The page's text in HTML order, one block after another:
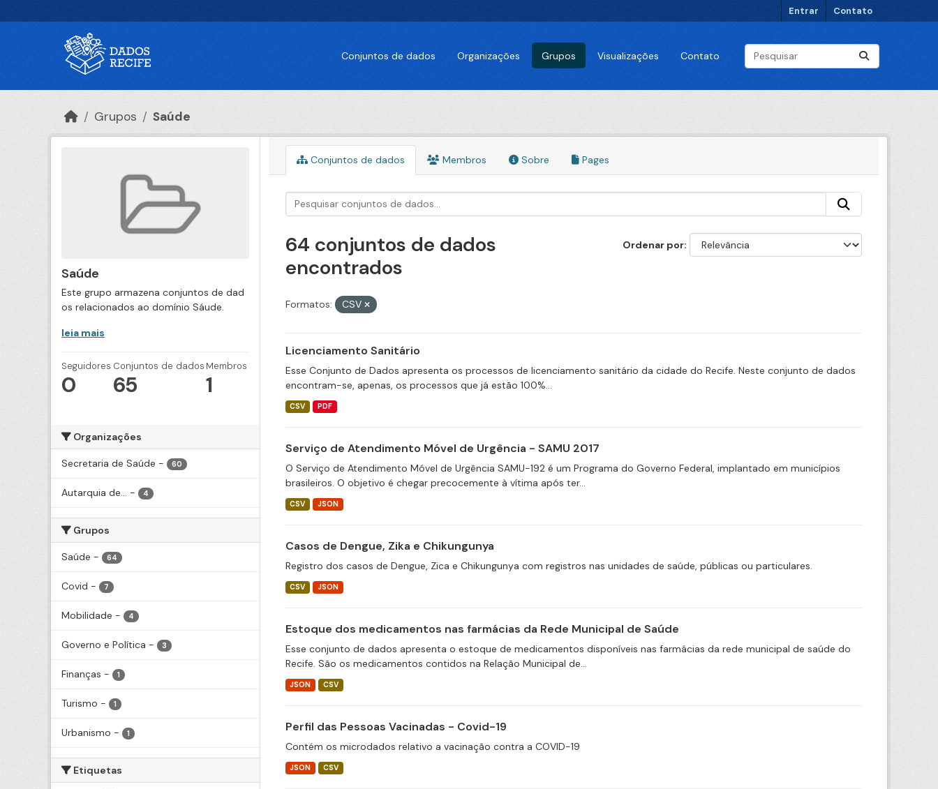
Entrar Contato
Conjuntos de dados Organizações Grupos Visualizações Contato
Grupos Saúde
Saúde
Este grupo armazena conjuntos de dad
os relacionados ao domínio Sáude.
leia mais
Seguidores
0
Conjuntos de dados
65
Membros
1
Organizações
Secretaria de Saúde - 60
Autarquia de... - 4
Grupos
Saúde - 64
Covid - 7
Mobilidade - 4
Governo e Política - 3
Finanças - 1
Turismo - 1
Urbanismo - 1
Etiquetas
Conjuntos de dados Membros Sobre Pages
Ordenar por
64 conjuntos de dados
encontrados
Formatos: CSV
Licenciamento Sanitário
Esse Conjunto de Dados apresenta os processos de licenciamento sanitário da cidade do Recife. Neste conjunto de dados
encontram-se, apenas, os processos que já estão 100%...
CSV PDF
Serviço de Atendimento Móvel de Urgência - SAMU 2017
O Serviço de Atendimento Móvel de Urgência SAMU-192 é um Programa do Governo Federal, implantado em municípios
brasileiros. O objetivo é chegar precocemente à vítima após ter...
CSV JSON
Casos de Dengue, Zika e Chikungunya
Registro dos casos de Dengue, Zica e Chikungunya com registros nas unidades de saúde, públicas ou particulares.
CSV JSON
Estoque dos medicamentos nas farmácias da Rede Municipal de Saúde
Esse conjunto de dados apresenta o estoque de medicamentos disponíveis nas farmácias da rede municipal de saúde do
Recife. São os medicamentos contidos na Relação Municipal de...
JSON CSV
Perfil das Pessoas Vacinadas - Covid-19
Contém os microdados relativo a vacinação contra a COVID-19
JSON CSV